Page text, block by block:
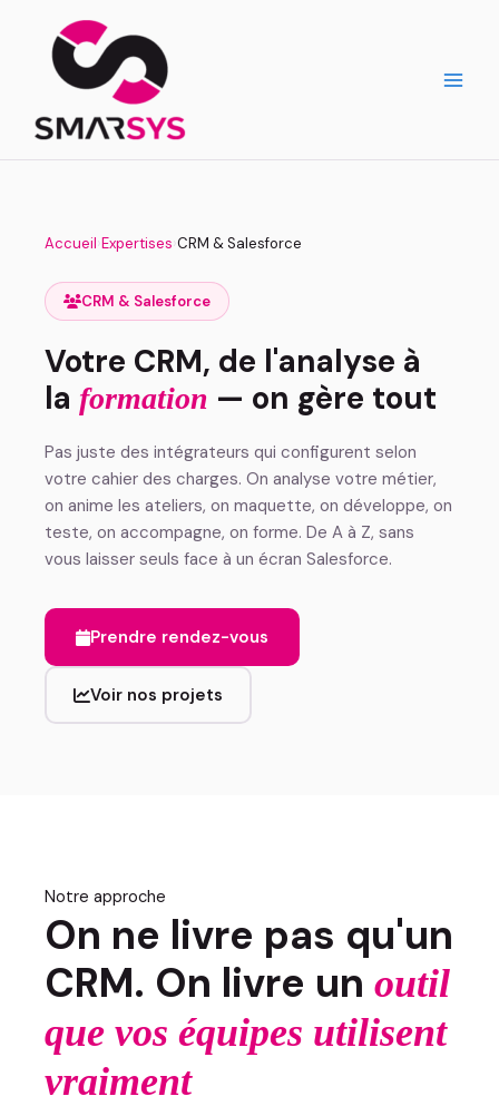
contenu
Accueil›Expertises›CRM & Salesforce
CRM & Salesforce
Votre CRM, de l'analyse à
la formation — on gère tout
Pas juste des intégrateurs qui configurent selon
votre cahier des charges. On analyse votre métier,
on anime les ateliers, on maquette, on développe, on
teste, on accompagne, on forme. De A à Z, sans
vous laisser seuls face à un écran Salesforce.
Prendre rendez-vous
Voir nos projets
Notre approche
On ne livre pas qu'un
CRM. On livre un outil
que vos équipes utilisent
vraiment